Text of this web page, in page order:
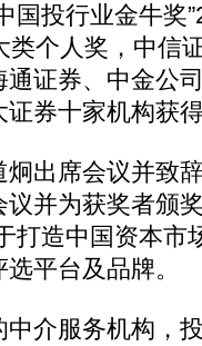
国投行业金牛奖
个人奖，中信
证券、中金公
券十家机构获
出席会议并致
并为获奖者颁
打造中国资本市
平台及品牌。
介服务机构，